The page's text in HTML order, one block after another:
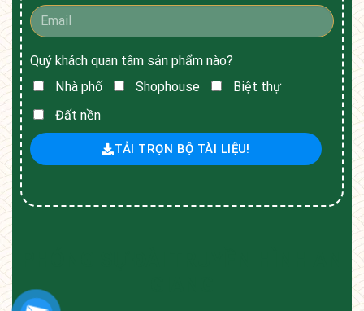
Quý khách quan tâm sản phẩm nào?
Nhà phố
Shophouse
Biệt thự
Đất nền
TẢI TRỌN BỘ TÀI LIỆU!